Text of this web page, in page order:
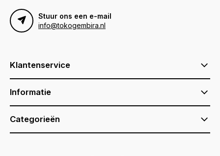
Stuur ons een e-mail
info@tokogembira.nl
Klantenservice
Informatie
Categorieën